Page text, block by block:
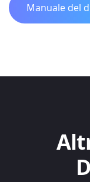
Manuale del